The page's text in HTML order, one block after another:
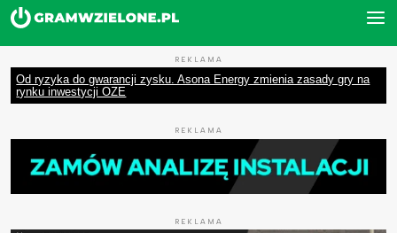
REKLAMA
Od ryzyka do gwarancji zysku. Asona Energy zmienia zasady gry na
rynku inwestycji OZE
REKLAMA
REKLAMA